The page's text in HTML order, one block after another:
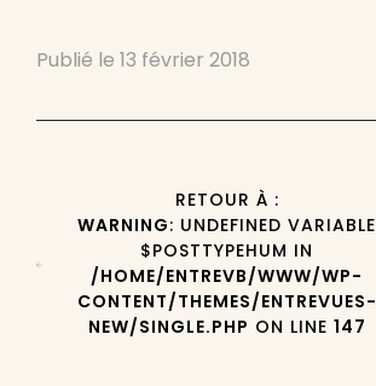
Publié le 13 février 2018
RETOUR À :
WARNING: UNDEFINED VARIABLE
$POSTTYPEHUM IN
/HOME/ENTREVB/WWW/WP-
CONTENT/THEMES/ENTREVUES-
NEW/SINGLE.PHP ON LINE 147